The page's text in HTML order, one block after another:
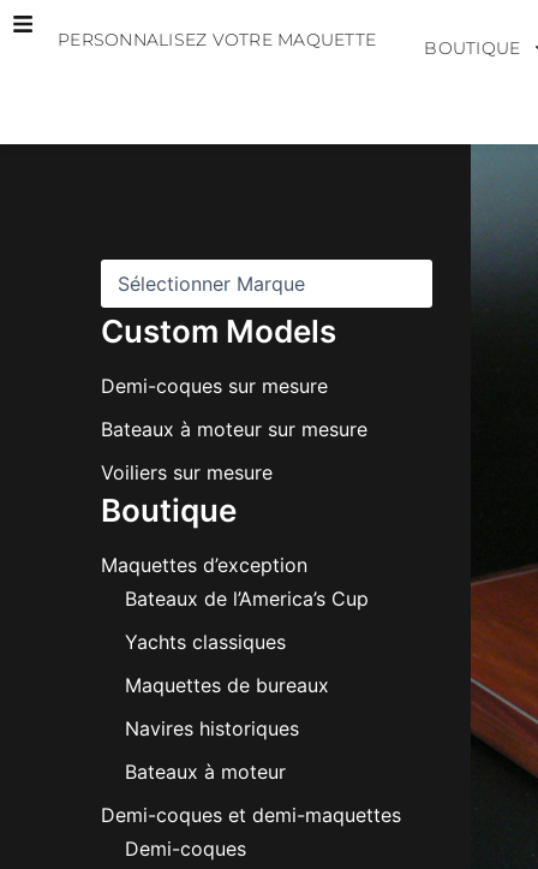
Aller
PERSONNALISEZ VOTRE MAQUETTE BOUTIQUE
Custom Models
Demi-coques sur mesure
Bateaux à moteur sur mesure
Voiliers sur mesure
Boutique
Maquettes d’exception
Bateaux de l’America’s Cup
Yachts classiques
Maquettes de bureaux
Navires historiques
Bateaux à moteur
Demi-coques et demi-maquettes
Demi-coques